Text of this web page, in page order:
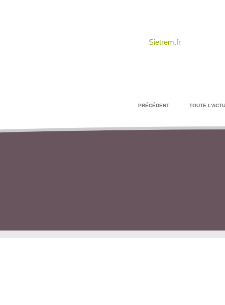
Sietrem.fr
PRÉCÉDENT TOUTE